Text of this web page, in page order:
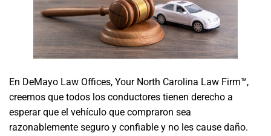
En DeMayo Law Offices, Your North Carolina Law Firm™,
creemos que todos los conductores tienen derecho a
esperar que el vehículo que compraron sea
razonablemente seguro y confiable y no les cause daño.